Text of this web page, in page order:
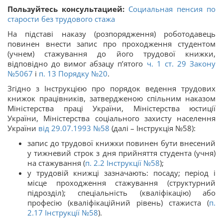
Пользуйтесь консультацией: Социальная пенсия по
старости без трудового стажа
На підставі наказу (розпорядження) роботодавець
повинен внести запис про проходження студентом
(учнем) стажування до його трудової книжки,
відповідно до вимог абзацу п’ятого ч. 1 ст. 29 Закону
№5067 і п. 13 Порядку №20.
Згідно з Інструкцією про порядок ведення трудових
книжок працівників, затвердженою спільним наказом
Міністерства праці України, Міністерства юстиції
України, Міністерства соціального захисту населення
України від 29.07.1993 №58 (далі – Інструкція №58):
запис до трудової книжки повинен бути внесений
у тижневий строк з дня прийняття студента (учня)
на стажування (п. 2.2 Інструкції №58);
у трудовій книжці зазначають: посаду; період і
місце проходження стажування (структурний
підрозділ); спеціальність (кваліфікацію) або
професію (кваліфікаційний рівень) стажиста (п.
2.17 Інструкції №58).